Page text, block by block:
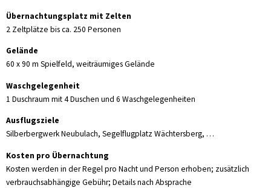
Übernachtungsplatz mit Zelten
2 Zeltplätze bis ca. 250 Personen
Gelände
60 x 90 m Spielfeld, weiträumiges Gelände
Waschgelegenheit
1 Duschraum mit 4 Duschen und 6 Waschgelegenheiten
Ausflugsziele
Silberbergwerk Neubulach, Segelflugplatz Wächtersberg, …
Kosten pro Übernachtung
Kosten werden in der Regel pro Nacht und Person erhoben; zusätzlich
verbrauchsabhängige Gebühr; Details nach Absprache